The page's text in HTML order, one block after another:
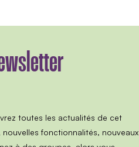
toutes les actualités de cet
fonctionnalités, nouveaux